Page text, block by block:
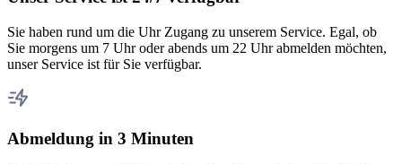
Sie haben rund um die Uhr Zugang zu unserem Service. Egal, ob
Sie morgens um 7 Uhr oder abends um 22 Uhr abmelden möchten,
unser Service ist für Sie verfügbar.
Abmeldung in 3 Minuten